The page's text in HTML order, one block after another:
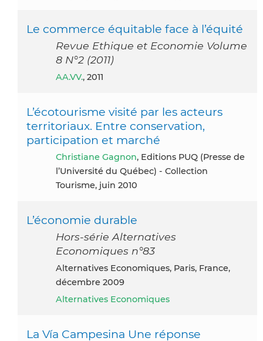
Le commerce équitable face à l’équité
Revue Ethique et Economie Volume
8 N°2 (2011)
AA.VV., 2011
L’écotourisme visité par les acteurs
territoriaux. Entre conservation,
participation et marché
Christiane Gagnon, Editions PUQ (Presse de
l’Université du Québec) - Collection
Tourisme, juin 2010
L’économie durable
Hors-série Alternatives
Economiques n°83
Alternatives Economiques, Paris, France,
décembre 2009
Alternatives Economiques
La Vía Campesina Une réponse